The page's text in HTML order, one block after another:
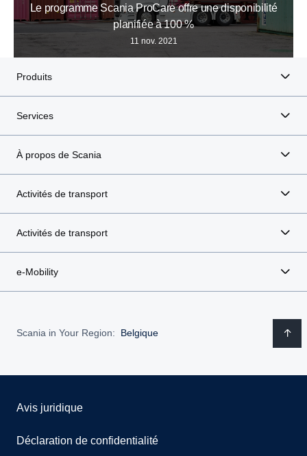
Le programme Scania ProCare offre une disponibilité
planifiée à 100 %
11 nov. 2021
Produits
Services
À propos de Scania
Activités de transport
Activités de transport
e-Mobility
Scania in Your Region: Belgique
Avis juridique
Déclaration de confidentialité